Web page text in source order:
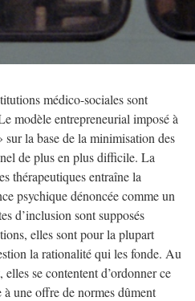
médico-sociales sont
modèle entrepreneurial imposé à
la base de la minimisation des
de plus en plus difficile. La
thérapeutiques entraîne la
psychique dénoncée comme un
d’inclusion sont supposés
elles sont pour la plupart
la rationalité qui les fonde. Au
se contentent d’ordonner ce
une offre de normes dûment